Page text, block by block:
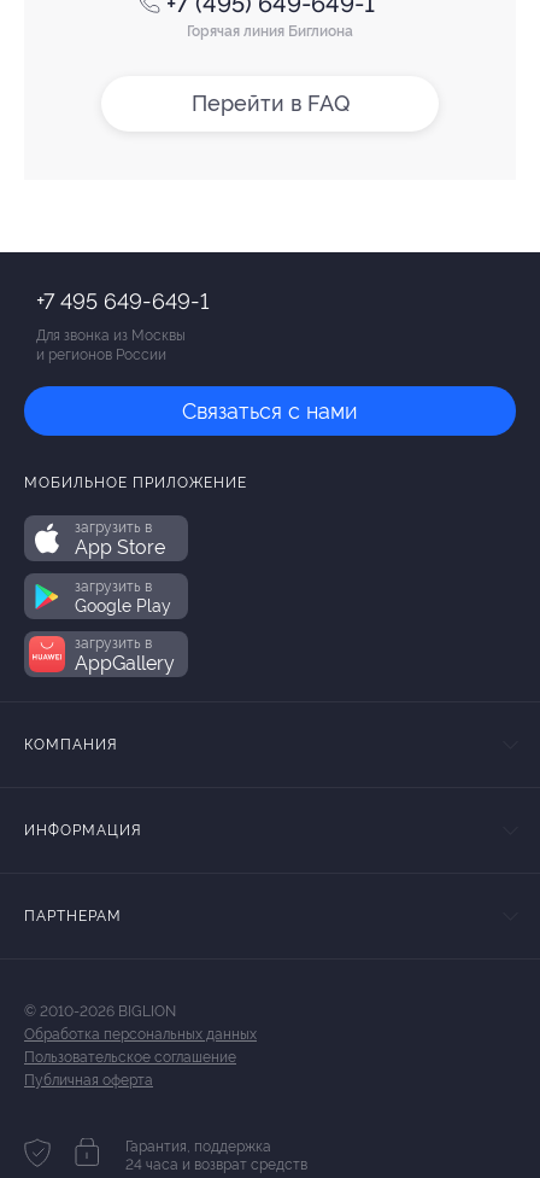
Горячая линия Биглиона
Перейти в FAQ
+7 495 649-649-1
Для звонка из Москвы
и регионов России
Связаться с нами
МОБИЛЬНОЕ ПРИЛОЖЕНИЕ
загрузить в
App Store
загрузить в
Google Play
загрузить в
AppGallery
КОМПАНИЯ
ИНФОРМАЦИЯ
ПАРТНЕРАМ
© 2010-2026 BIGLION
Обработка персональных данных
Пользовательское соглашение
Публичная оферта
Гарантия, поддержка
24 часа и возврат средств